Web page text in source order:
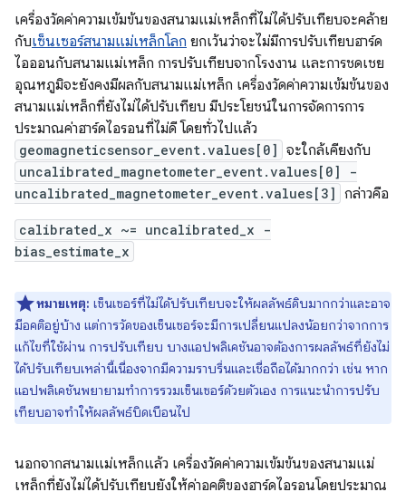
เครื่องวัดค่าความเข้มข้นของสนามแม่เหล็กที่ไม่ได้ปรับเทียบจะคล้าย
กับเซ็นเซอร์สนามแม่เหล็กโลก ยกเว้นว่าจะไม่มีการปรับเทียบฮาร์ด
ไอออนกับสนามแม่เหล็ก การปรับเทียบจากโรงงาน และการชดเชย
อุณหภูมิจะยังคงมีผลกับสนามแม่เหล็ก เครื่องวัดค่าความเข้มข้นของ
สนามแม่เหล็กที่ยังไม่ได้ปรับเทียบ มีประโยชน์ในการจัดการการ
ประมาณค่าฮาร์ดไอรอนที่ไม่ดี โดยทั่วไปแล้ว
geomagneticsensor_event.values[0] จะใกล้เคียงกับ
uncalibrated_magnetometer_event.values[0] -
uncalibrated_magnetometer_event.values[3] กล่าวคือ
calibrated_x ~= uncalibrated_x -
bias_estimate_x
หมายเหตุ: เซ็นเซอร์ที่ไม่ได้ปรับเทียบจะให้ผลลัพธ์ดิบมากกว่าและอาจ
มีอคติอยู่บ้าง แต่การวัดของเซ็นเซอร์จะมีการเปลี่ยนแปลงน้อยกว่าจากการ
แก้ไขที่ใช้ผ่าน การปรับเทียบ บางแอปพลิเคชันอาจต้องการผลลัพธ์ที่ยังไม่
ได้ปรับเทียบเหล่านี้เนื่องจากมีความราบรื่นและเชื่อถือได้มากกว่า เช่น หาก
แอปพลิเคชันพยายามทำการรวมเซ็นเซอร์ด้วยตัวเอง การแนะนำการปรับ
เทียบอาจทำให้ผลลัพธ์บิดเบือนไป
นอกจากสนามแม่เหล็กแล้ว เครื่องวัดค่าความเข้มข้นของสนามแม่
เหล็กที่ยังไม่ได้ปรับเทียบยังให้ค่าอคติของฮาร์ดไอรอนโดยประมาณ